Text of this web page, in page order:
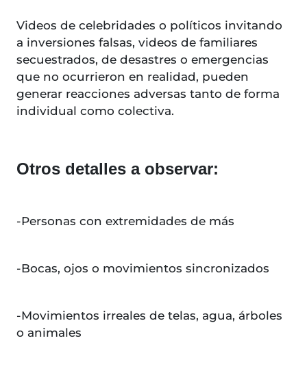
Videos de celebridades o políticos invitando
a inversiones falsas, videos de familiares
secuestrados, de desastres o emergencias
que no ocurrieron en realidad, pueden
generar reacciones adversas tanto de forma
individual como colectiva.
Otros detalles a observar:
-Personas con extremidades de más
-Bocas, ojos o movimientos sincronizados
-Movimientos irreales de telas, agua, árboles
o animales